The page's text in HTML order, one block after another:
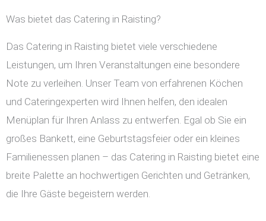
Was bietet das Catering in Raisting?
Das Catering in Raisting bietet viele verschiedene
Leistungen, um Ihren Veranstaltungen eine besondere
Note zu verleihen. Unser Team von erfahrenen Köchen
und Cateringexperten wird Ihnen helfen, den idealen
Menüplan für Ihren Anlass zu entwerfen. Egal ob Sie ein
großes Bankett, eine Geburtstagsfeier oder ein kleines
Familienessen planen – das Catering in Raisting bietet eine
breite Palette an hochwertigen Gerichten und Getränken,
die Ihre Gäste begeistern werden.